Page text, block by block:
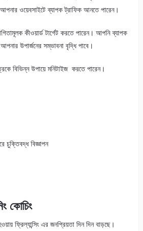
ওয়েবসাইটে ব্যাপক ট্রাফিক আনতে পারেন।
কীওয়ার্ড টার্গেট করতে পারেন। আপনি ব্যাপক
উপার্জনের সম্ভাবনা বৃদ্ধি পাবে।
বিভিন্ন উপায়ে মনিটাইজ করতে পারেন।
চুক্তিবদ্ধ বিজ্ঞাপন
কোচিং
ফ্রিল্যান্সিং এর জনপ্রিয়তা দিন দিন বাড়ছে।